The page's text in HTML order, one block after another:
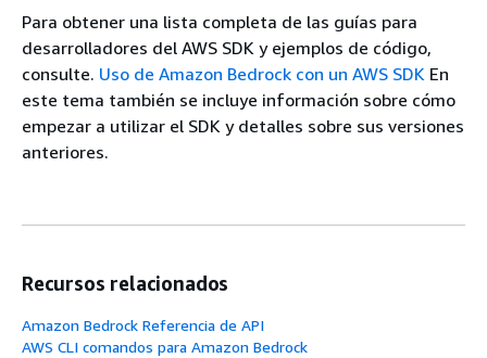
Para obtener una lista completa de las guías para
desarrolladores del AWS SDK y ejemplos de código,
consulte. Uso de Amazon Bedrock con un AWS SDK En
este tema también se incluye información sobre cómo
empezar a utilizar el SDK y detalles sobre sus versiones
anteriores.
Recursos relacionados
Amazon Bedrock Referencia de API
AWS CLI comandos para Amazon Bedrock